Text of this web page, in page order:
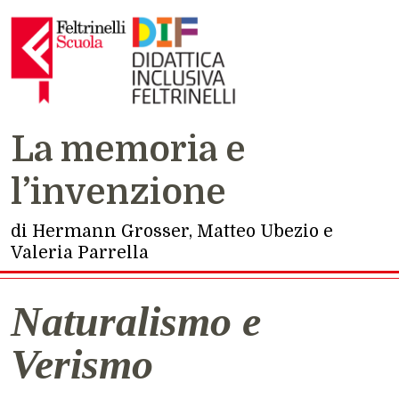
Navigazione principale
La memoria e
l’invenzione
di Hermann Grosser, Matteo Ubezio e
Valeria Parrella
Naturalismo e
Verismo